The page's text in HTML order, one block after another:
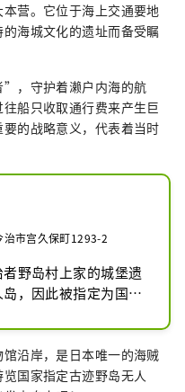
营。它位于海上交通要地
海城文化的遗址而备受瞩
，守护着濑户内海的航
船只收取通行费来产生巨
的战略意义，代表着当时
市宫久保町1293-2
野岛村上家的城堡遗
，因此被指定为国家
年颁布的海贼废除
和他的占领地，但仍
验从南北町到战国时
沿岸，是日本唯一的海贼
国家指定古迹野岛无人